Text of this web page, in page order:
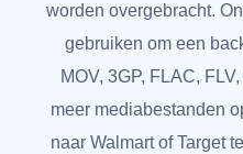
worden overgebracht.
gebruiken om een
MOV, 3GP, FLAC,
meer mediabestanden
naar Walmart of Target